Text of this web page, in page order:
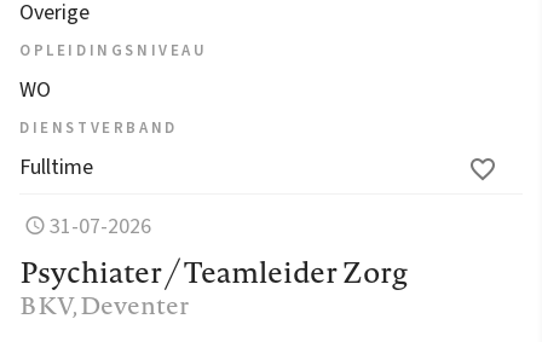
Overige
OPLEIDINGSNIVEAU
WO
DIENSTVERBAND
Fulltime
31-07-2026
Psychiater / Teamleider Zorg
BKV, Deventer